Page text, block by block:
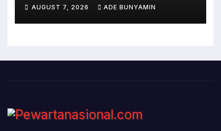
AUGUST 7, 2026 ADE BUNYAMIN